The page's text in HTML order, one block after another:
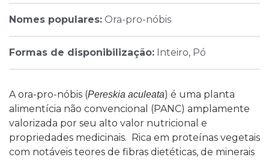
Nomes populares: Ora-pro-nóbis
Formas de disponibilização: Inteiro, Pó
A ora-pro-nóbis (Pereskia aculeata) é uma planta
alimentícia não convencional (PANC) amplamente
valorizada por seu alto valor nutricional e
propriedades medicinais. Rica em proteínas vegetais
com notáveis teores de fibras dietéticas, de minerais